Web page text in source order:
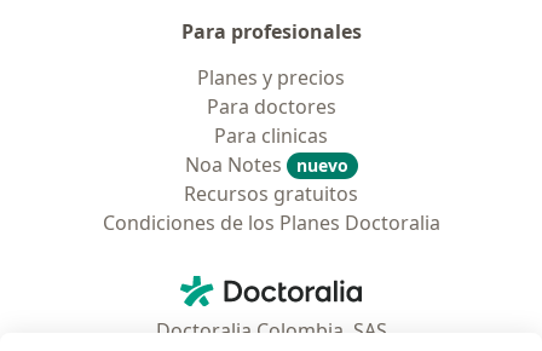
Para profesionales
Planes y precios
Para doctores
Para clinicas
Noa Notes
nuevo
Recursos gratuitos
Condiciones de los Planes Doctoralia
Doctoralia - Página de inicio
Doctoralia Colombia, SAS